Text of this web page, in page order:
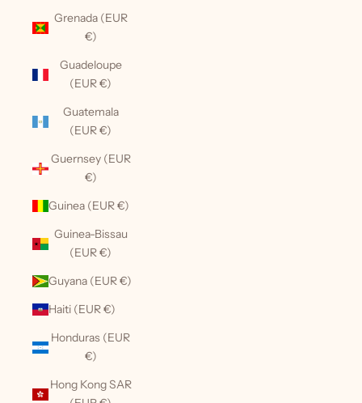
Grenada (EUR
€)
Guadeloupe
(EUR €)
Guatemala
(EUR €)
Guernsey (EUR
€)
Guinea (EUR €)
Guinea-Bissau
(EUR €)
Guyana (EUR €)
Haiti (EUR €)
Honduras (EUR
€)
Hong Kong SAR